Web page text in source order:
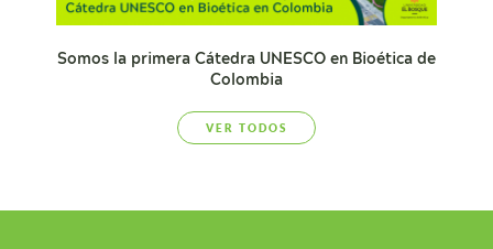
Somos la primera Cátedra UNESCO en Bioética de
Colombia
VER TODOS